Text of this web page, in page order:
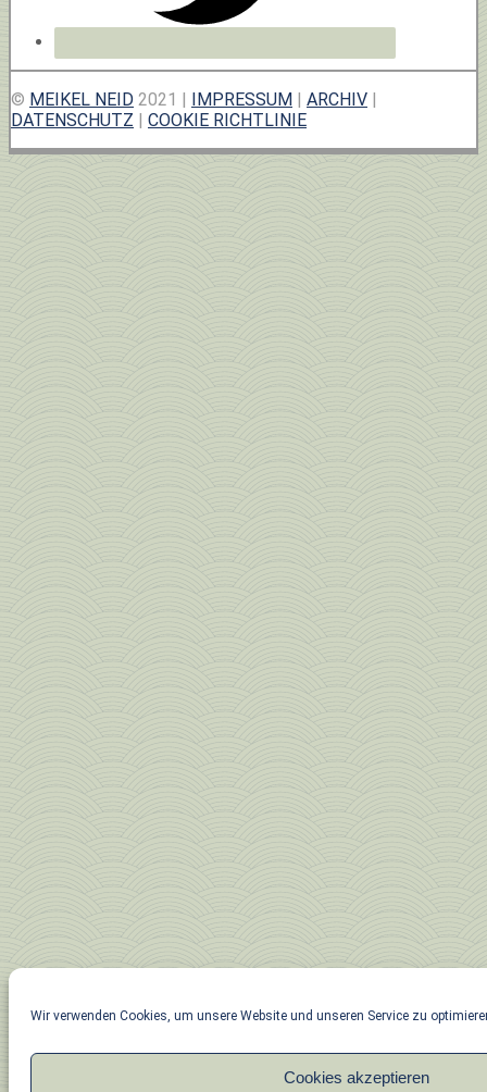
Wir verwenden Cookies, um unsere Website und unseren Service zu
Cookies akzeptieren
© MEIKEL NEID 2021 | IMPRESSUM | ARCHIV |
DATENSCHUTZ | COOKIE RICHTLINIE